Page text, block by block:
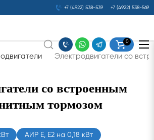
+7 (4922) 538-539 +7 (4922) 538-569
0
Электродвигатели со
со встроенным
тормозом
АИР Е, Е2 на 0,18 кВт